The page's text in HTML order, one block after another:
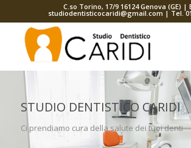
C.so Torino, 17/9 16124 Genova (GE) |
studiodentisticocaridi@gmail.com | Tel.
STUDIO DENTISTICO CARIDI
Ci prendiamo cura della salute dei tuoi denti